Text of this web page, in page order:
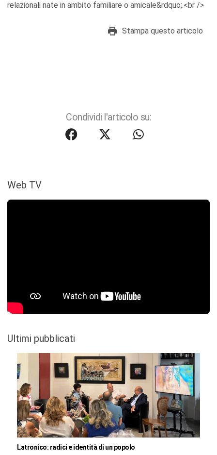
relazionali nate in ambito familiare o amicale&rdquo;.<br />
Stampa questo articolo
Condividi l'articolo su:
Web TV
Ultimi pubblicati
Latronico: radici e identità di un popolo